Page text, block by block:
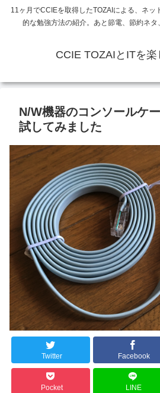
11ヶ月でCCIEを取得したTOZAIによる、ネッ
的な勉強方法の紹介。あと節電、節約ネタ
CCIE TOZAIとITを
N/W機器のコンソールケ
試してみました
Twitter Facebook
Pocket LINE